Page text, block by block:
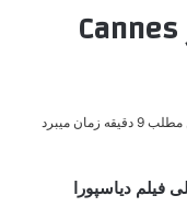
راهیابی به Diaspora از Cannes
زمان میبرد
فیلم دیاسپورا